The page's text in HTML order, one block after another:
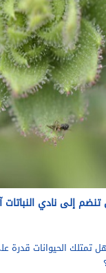
إلى نادي
هل تمتلك الحيوانات قدرة